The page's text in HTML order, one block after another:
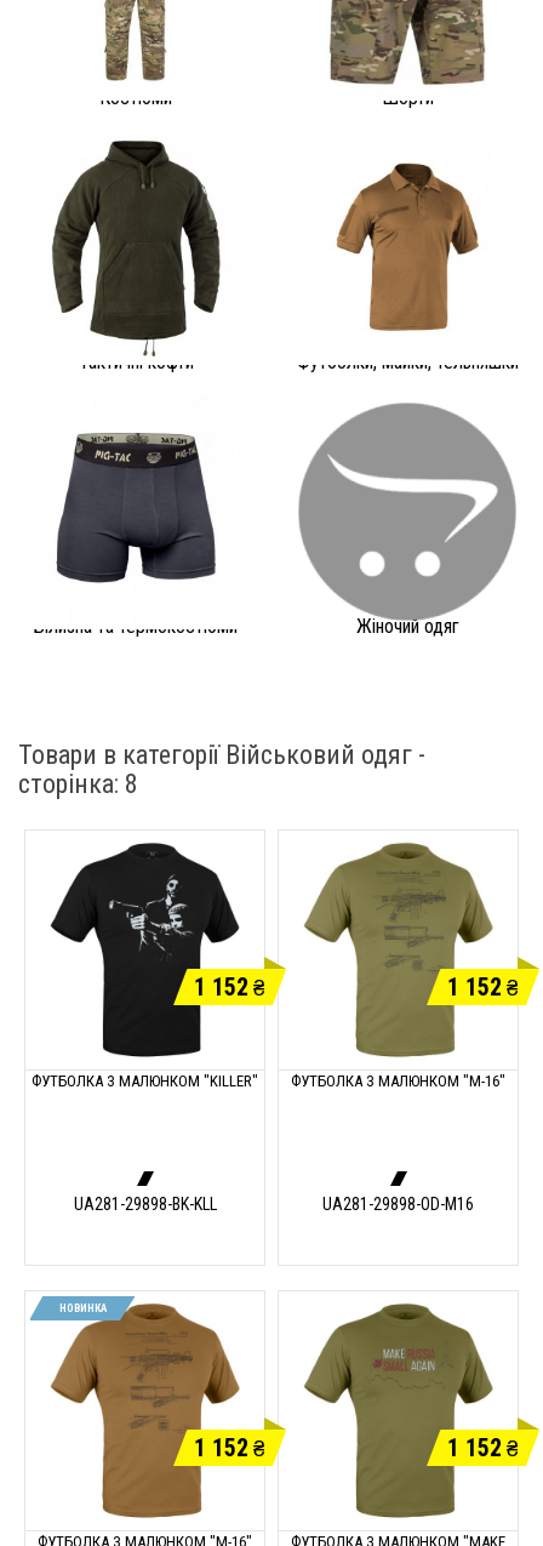
Костюми Шорти
Тактичні кофти Футболки, майки, тельняшки
Білизна та термокостюми Жіночий одяг
Товари в категорії Військовий одяг -
cторінка: 8
1 152 ₴
ФУТБОЛКА З МАЛЮНКОМ "KILLER"
UA281-29898-BK-KLL
1 152 ₴
ФУТБОЛКА З МАЛЮНКОМ "M-16"
UA281-29898-OD-M16
НОВИНКА
1 152 ₴
ФУТБОЛКА З МАЛЮНКОМ "M-16"
1 152 ₴
ФУТБОЛКА З МАЛЮНКОМ "MAKE